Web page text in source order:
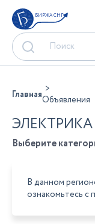
БИРЖА СНГ
ГлавнаяОбъявления
Выберите
В данном
ознакомьтесь с